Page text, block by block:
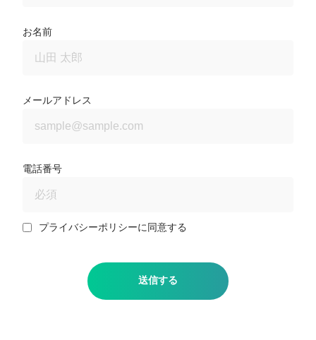
お名前
メールアドレス
電話番号
プライバシーポリシーに同意する
送信する